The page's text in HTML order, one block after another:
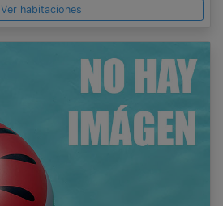
Ver habitaciones